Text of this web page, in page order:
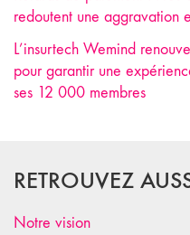
redoutent une aggravation
L’insurtech Wemind
pour garantir une
ses 12 000 membres
RETROUVEZ
Notre vision